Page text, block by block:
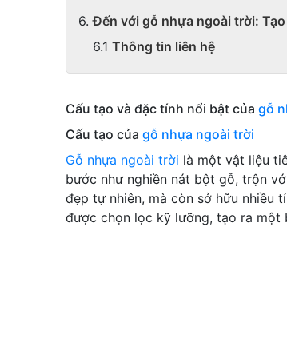
Đến với gỗ nhựa ngoài trời:
Thông tin liên hệ
Cấu tạo và đặc tính nổi bật của gỗ
Cấu tạo của gỗ nhựa ngoài trời
Gỗ nhựa ngoài trời là một vật liệu
bước như nghiền nát bột gỗ, trộn
đẹp tự nhiên, mà còn sở hữu nhiều
được chọn lọc kỹ lưỡng, tạo ra một